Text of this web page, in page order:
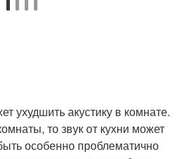
ухудшить акустику в комнате.
то звук от кухни может
особенно проблематично